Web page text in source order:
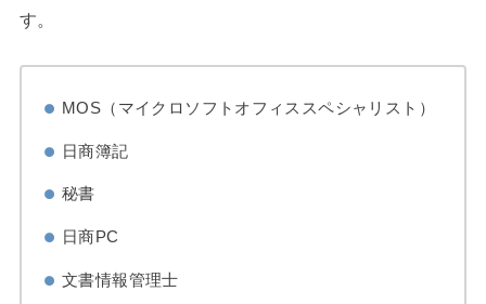
す。
MOS（マイクロソフトオフィススペシャリスト）
日商簿記
秘書
日商PC
文書情報管理士